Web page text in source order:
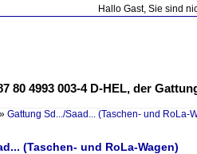
Hallo Gast, Sie sind
4993 003-4 D-HEL, der
» Gattung Sd.../Saad... (Taschen- und RoLa-
(Taschen- und RoLa-Wagen)